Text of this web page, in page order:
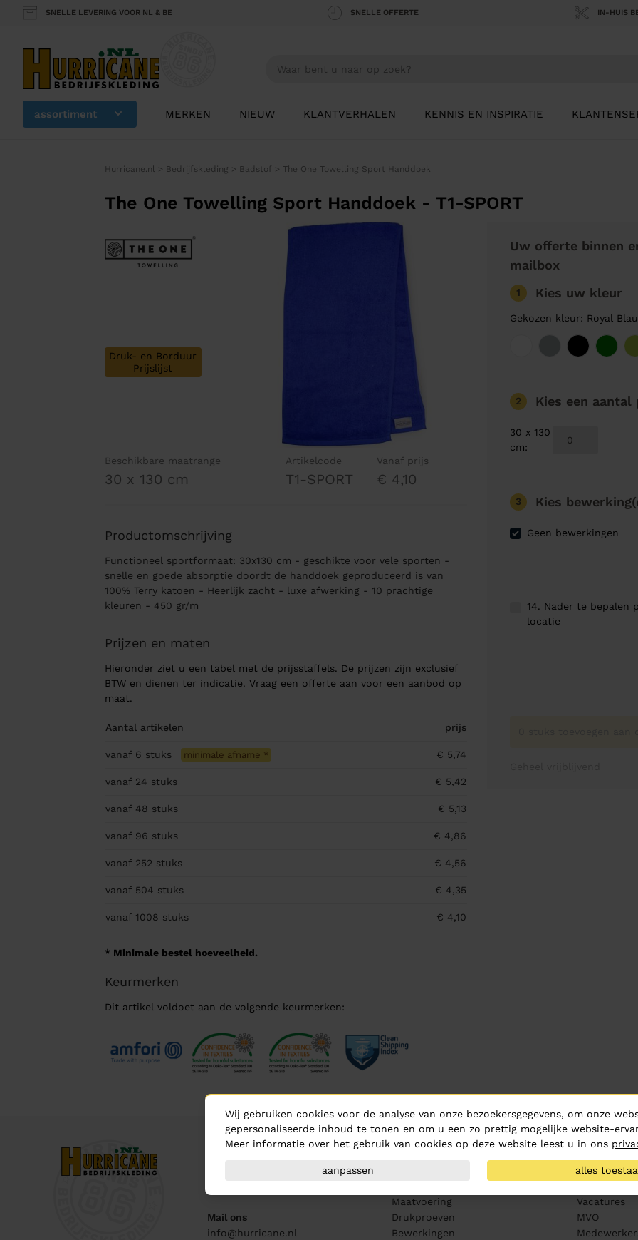
SNELLE LEVERING VOOR NL & BE SNELLE OFFERTE IN-HUIS
assortiment MERKEN NIEUW KLANTVERHALEN KENNIS EN INSPIRATIE
Hurricane.nl > Bedrijfskleding > Badstof > The One Towelling Sport Handdoek
The One Towelling Sport Handdoek - T1-SPORT
Druk- en Borduur
Prijslijst
Beschikbare maatrange
30 x 130 cm
Artikelcode
T1-SPORT
Vanaf prijs
€ 4,10
Productomschrijving
Functioneel sportformaat: 30x130 cm - geschikte voor vele sporten -
snelle en goede absorptie doordt de handdoek geproduceerd is van
100% Terry katoen - Heerlijk zacht - luxe afwerking - 10 prachtige
kleuren - 450 gr/m
Prijzen en maten
Hieronder ziet u een tabel met de prijsstaffels. De prijzen zijn exclusief
BTW en dienen ter indicatie. Vraag een offerte aan voor een aanbod op
maat.
Aantal artikelen prijs
vanaf 6 stuks minimale afname * € 5,74
vanaf 24 stuks € 5,42
vanaf 48 stuks € 5,13
vanaf 96 stuks € 4,86
vanaf 252 stuks € 4,56
vanaf 504 stuks € 4,35
vanaf 1008 stuks € 4,10
* Minimale bestel hoeveelheid.
Keurmerken
Dit artikel voldoet aan de volgende keurmerken:
Uw offerte binnen
mailbox
1 Kies uw kleur
Gekozen kleur: Royal
2 Kies een aantal
30 x 130
cm:
3 Kies
Geen bewerkingen
14. Nader te bepalen
locatie
Contact
Mail ons
info@hurricane.nl
Klantenservice
Maatvoering
Drukproeven
Bewerkingen
Over ons
Over
Vacatures
MVO
Wij gebruiken cookies voor de analyse van onze bezoekersgegevens, om onze
gepersonaliseerde inhoud te tonen en om u een zo prettig mogelijke website-
Meer informatie over het gebruik van cookies op deze website leest u in ons
aanpassen alles